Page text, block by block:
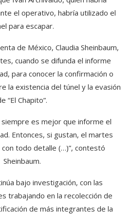
el operativo, habría utilizado el
para escapar.
de México, Claudia Sheinbaum,
cuando se difunda el informe
para conocer la confirmación o
la existencia del túnel y la evasión
“El Chapito”.
es mejor que informe el
Entonces, si gustan, el martes
todo detalle (…)”, contestó
Sheinbaum.
bajo investigación, con las
trabajando en la recolección de
de más integrantes de la